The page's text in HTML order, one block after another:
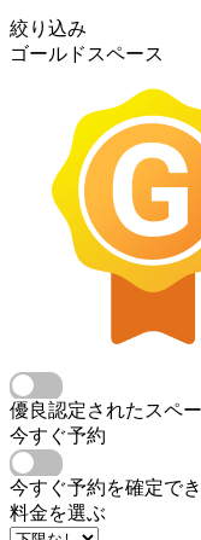
絞り込み
ゴールドスペース
優良認定されたスペ
今すぐ予約
今すぐ予約を確定で
料金を選ぶ